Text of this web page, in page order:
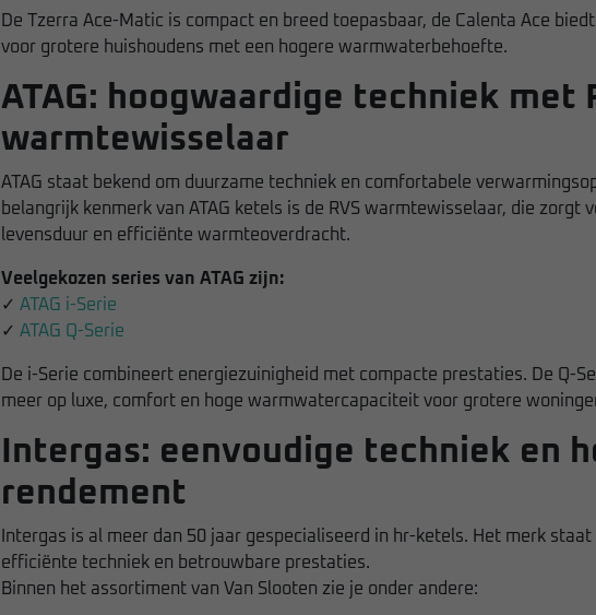
De Tzerra Ace-Matic is compact en breed toepasbaar, de Calenta Ace
voor grotere huishoudens met een hogere warmwaterbehoefte.
ATAG: hoogwaardige techniek met
warmtewisselaar
ATAG staat bekend om duurzame techniek en comfortabele
belangrijk kenmerk van ATAG ketels is de RVS warmtewisselaar, die zorgt
levensduur en efficiënte warmteoverdracht.
Veelgekozen series van ATAG zijn:
✓ ATAG i-Serie
✓ ATAG Q-Serie
De i-Serie combineert energiezuinigheid met compacte prestaties. De Q-
meer op luxe, comfort en hoge warmwatercapaciteit voor grotere
Intergas: eenvoudige techniek en
rendement
Intergas is al meer dan 50 jaar gespecialiseerd in hr-ketels. Het merk staat
efficiënte techniek en betrouwbare prestaties.
Binnen het assortiment van Van Slooten zie je onder andere: